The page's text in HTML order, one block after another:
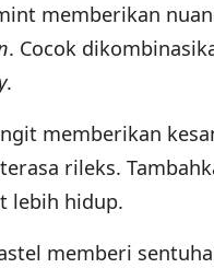
memberikan
. Cocok
.
memberikan
rileks.
lebih hidup.
memberi